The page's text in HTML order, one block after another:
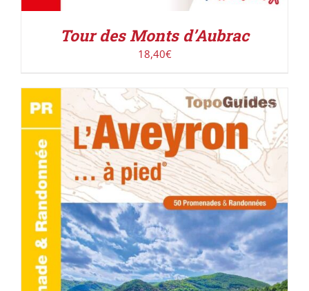
Tour des Monts d’Aubrac
18,40€